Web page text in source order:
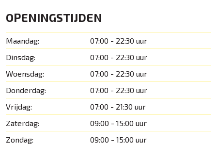
OPENINGSTIJDEN
Maandag:
07:00 - 22:30 uur
Dinsdag:
07:00 - 22:30 uur
Woensdag:
07:00 - 22:30 uur
Donderdag:
07:00 - 22:30 uur
Vrijdag:
07:00 - 21:30 uur
Zaterdag:
09:00 - 15:00 uur
Zondag:
09:00 - 15:00 uur